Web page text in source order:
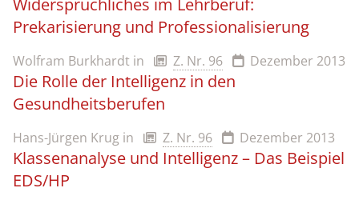
Widersprüchliches im Lehrberuf:
Prekarisierung und Professionalisierung
Wolfram Burkhardt in Z. Nr. 96 Dezember 2013
Die Rolle der Intelligenz in den
Gesundheitsberufen
Hans-Jürgen Krug in Z. Nr. 96 Dezember 2013
Klassenanalyse und Intelligenz – Das Beispiel
EDS/HP